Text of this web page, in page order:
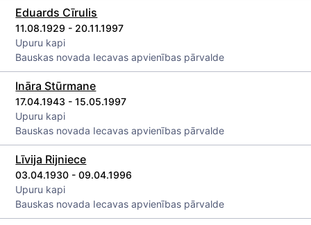
Eduards Cīrulis
11.08.1929 - 20.11.1997
Upuru kapi
Bauskas novada Iecavas apvienības pārvalde
Ināra Stūrmane
17.04.1943 - 15.05.1997
Upuru kapi
Bauskas novada Iecavas apvienības pārvalde
Līvija Rijniece
03.04.1930 - 09.04.1996
Upuru kapi
Bauskas novada Iecavas apvienības pārvalde